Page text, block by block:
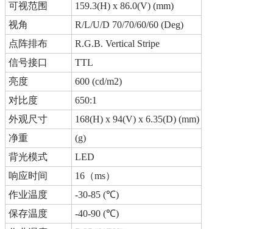
可视范围
159.3(H) x 86.0(V) (mm)
视角
R/L/U/D 70/70/60/60 (Deg)
点阵排布
R.G.B. Vertical Stripe
信号接口
TTL
亮度
600 (cd/m2)
对比度
650:1
外观尺寸
168(H) x 94(V) x 6.35(D) (mm)
净重
(g)
背光模式
LED
响应时间
16（ms）
作业温度
-30-85 (℃)
保存温度
-40-90 (℃)